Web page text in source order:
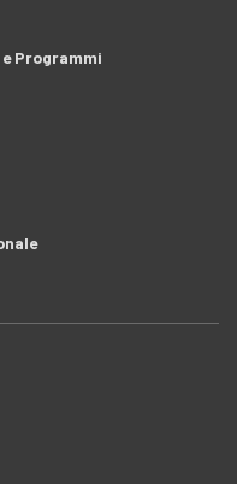
Programmi